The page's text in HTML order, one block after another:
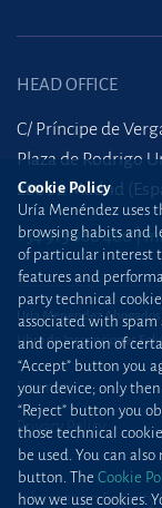
HEAD OFFICE
C/ Príncipe de
Plaza de Rodrigo
28002 Madrid
+34 915 860 400
Uría Menéndez
Libro de Inscripciones
Site map
Privacy Policy
Information Security
Cookie Policy
Uría Menéndez uses
browsing habits and
of particular interest
features and
party technical
associated with
and operation of
“Accept” button you
your device; only
“Reject” button you
those technical
be used. You can
button. The Cookie
how we use cookies.